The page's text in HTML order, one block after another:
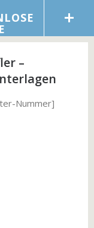
–
Nummer]